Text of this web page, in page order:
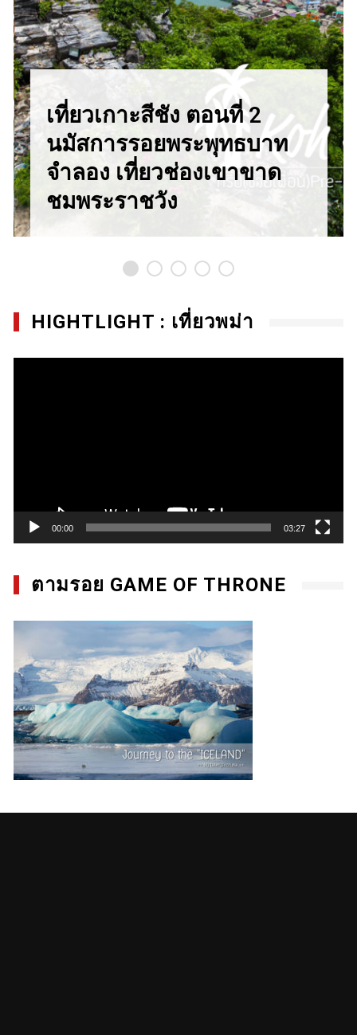
เที่ยวเกาะสีชัง ตอนที่ 2
นมัสการรอยพระพุทธบาท
จำลอง เที่ยวช่องเขาขาด
ชมพระราชวัง
HIGHTLIGHT : เที่ยวพม่า
00:00 03:27
ตามรอย GAME OF THRONE